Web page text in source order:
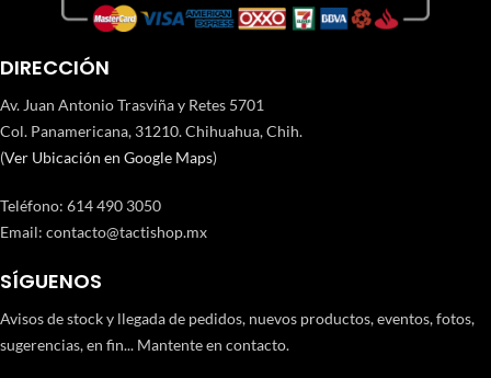
DIRECCIÓN
Av. Juan Antonio Trasviña y Retes 5701
Col. Panamericana, 31210. Chihuahua, Chih.
(Ver Ubicación en Google Maps)
Teléfono: 614 490 3050
Email: contacto@tactishop.mx
SÍGUENOS
Avisos de stock y llegada de pedidos, nuevos productos, eventos, fotos,
sugerencias, en fin... Mantente en contacto.